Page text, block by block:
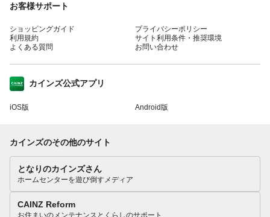
お客様サポート
ショッピングガイド
利用規約
よくある質問
プライバシーポリシー
サイト利用条件・推奨環境
お問い合わせ
カインズ公式アプリ
iOS版 Android版
カインズのその他のサイト
となりのカインズさん
ホームセンターを遊び倒すメディア
CAINZ Reform